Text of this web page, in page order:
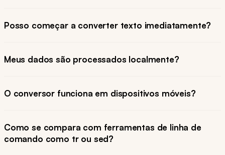
Posso começar a converter texto imediatamente?
Meus dados são processados localmente?
O conversor funciona em dispositivos móveis?
Como se compara com ferramentas de linha de
comando como tr ou sed?